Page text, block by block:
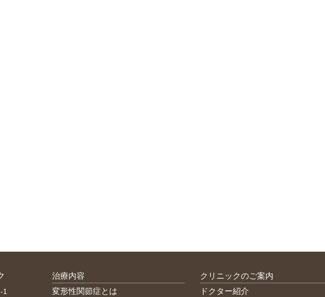
1
治療内容
変形性関節症とは
クリニックのご案内
ドクター紹介